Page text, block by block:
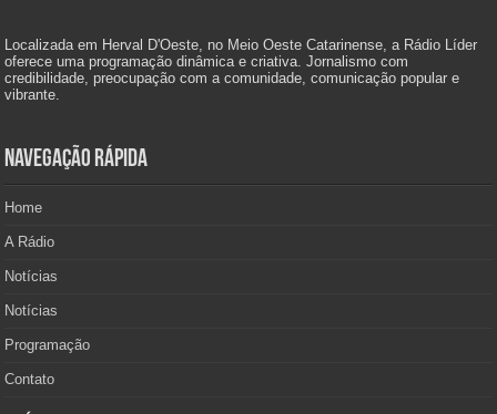
Localizada em Herval D'Oeste, no Meio Oeste Catarinense, a Rádio Líder
oferece uma programação dinâmica e criativa. Jornalismo com
credibilidade, preocupação com a comunidade, comunicação popular e
vibrante.
Navegação Rápida
Home
A Rádio
Notícias
Notícias
Programação
Contato